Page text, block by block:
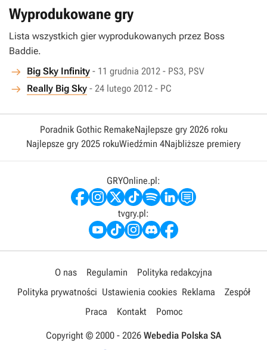
Wyprodukowane gry
Lista wszystkich gier wyprodukowanych przez Boss
Baddie.
Big Sky Infinity - 11 grudnia 2012 - PS3, PSV
Really Big Sky - 24 lutego 2012 - PC
Poradnik Gothic RemakeNajlepsze gry 2026 roku
Najlepsze gry 2025 rokuWiedźmin 4Najbliższe premiery
GRYOnline.pl:
tvgry.pl:
O nas Regulamin
Polityka redakcyjna
Polityka prywatności Ustawienia cookies Reklama
Zespół
Praca
Kontakt Pomoc
Copyright © 2000 - 2026 Webedia Polska SA